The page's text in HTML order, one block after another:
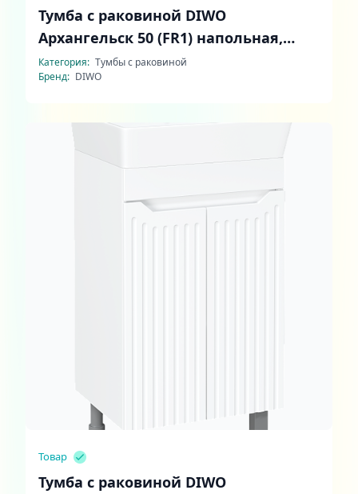
Тумба с раковиной DIWO
Архангельск 50 (FR1) напольная,
белая, дуб сонома
Категория: Тумбы с раковиной
Бренд: DIWO
Товар
Тумба с раковиной DIWO